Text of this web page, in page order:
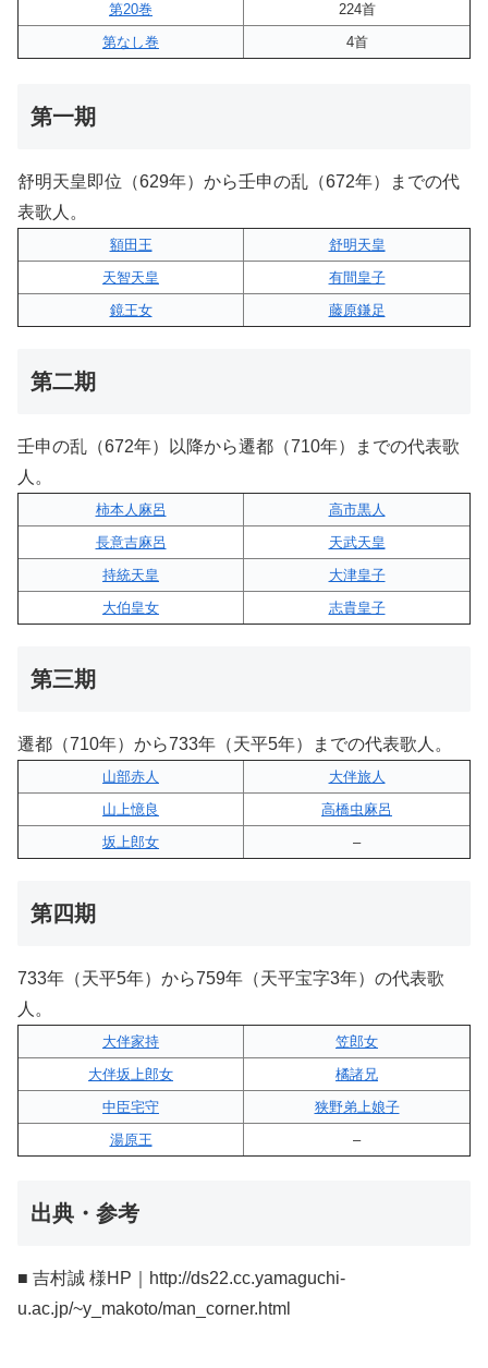
第20巻
224首
第なし巻
4首
第一期
舒明天皇即位（629年）から壬申の乱（672年）までの代
表歌人。
額田王
舒明天皇
天智天皇
有間皇子
鏡王女
藤原鎌足
第二期
壬申の乱（672年）以降から遷都（710年）までの代表歌
人。
柿本人麻呂
高市黒人
長意吉麻呂
天武天皇
持統天皇
大津皇子
大伯皇女
志貴皇子
第三期
遷都（710年）から733年（天平5年）までの代表歌人。
山部赤人
大伴旅人
山上憶良
高橋虫麻呂
坂上郎女
–
第四期
733年（天平5年）から759年（天平宝字3年）の代表歌
人。
大伴家持
笠郎女
大伴坂上郎女
橘諸兄
中臣宅守
狭野弟上娘子
湯原王
–
出典・参考
■ 吉村誠 様HP｜http://ds22.cc.yamaguchi-
u.ac.jp/~y_makoto/man_corner.html